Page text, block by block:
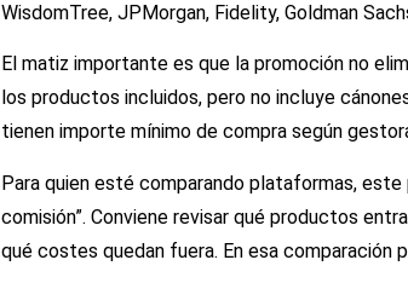
WisdomTree, JPMorgan, Fidelity, Goldman
El matiz importante es que la promoción no
los productos incluidos, pero no incluye
tienen importe mínimo de compra según
Para quien esté comparando plataformas, este
comisión”. Conviene revisar qué productos
qué costes quedan fuera. En esa comparación